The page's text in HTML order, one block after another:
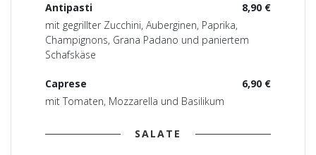
8,90 €
Antipasti
mit gegrillter Zucchini, Auberginen, Paprika,
Champignons, Grana Padano und paniertem
Schafskäse
6,90 €
Caprese
mit Tomaten, Mozzarella und Basilikum
SALATE